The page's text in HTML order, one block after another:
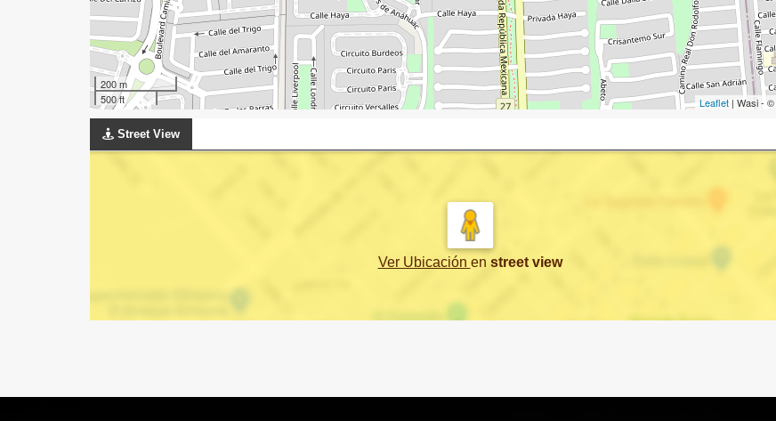
200 m
500 ft
Leaflet | Wasi - ©
Street View
Ver Ubicación en street view